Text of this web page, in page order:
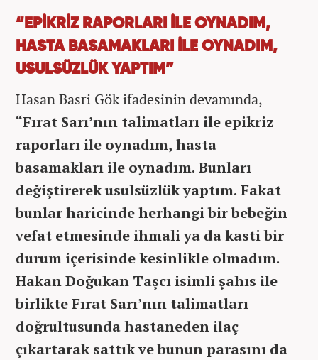
“EPİKRİZ RAPORLARI İLE OYNADIM,
HASTA BASAMAKLARI İLE OYNADIM,
USULSÜZLÜK YAPTIM”
Hasan Basri Gök ifadesinin devamında,
“Fırat Sarı’nın talimatları ile epikriz
raporları ile oynadım, hasta
basamakları ile oynadım. Bunları
değiştirerek usulsüzlük yaptım. Fakat
bunlar haricinde herhangi bir bebeğin
vefat etmesinde ihmali ya da kasti bir
durum içerisinde kesinlikle olmadım.
Hakan Doğukan Taşcı isimli şahıs ile
birlikte Fırat Sarı’nın talimatları
doğrultusunda hastaneden ilaç
çıkartarak sattık ve bunun parasını da